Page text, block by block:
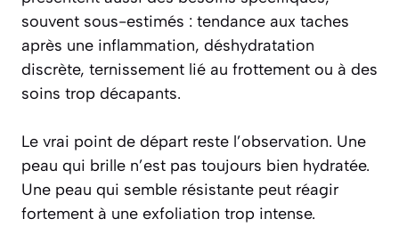
souvent sous-estimés : tendance aux taches
après une inflammation, déshydratation
discrète, ternissement lié au frottement ou à des
soins trop décapants.
Le vrai point de départ reste l’observation. Une
peau qui brille n’est pas toujours bien hydratée.
Une peau qui semble résistante peut réagir
fortement à une exfoliation trop intense.